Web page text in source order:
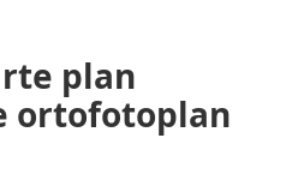
plan
ortofotoplan